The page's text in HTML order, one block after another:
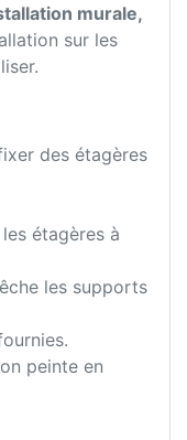
murale,
sur les
des étagères
étagères à
les supports
peinte en